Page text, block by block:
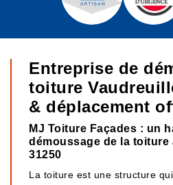
Entreprise de
toiture
& déplacement
MJ Toiture Façades : un
démoussage de la toiture
31250
La toiture est une structure